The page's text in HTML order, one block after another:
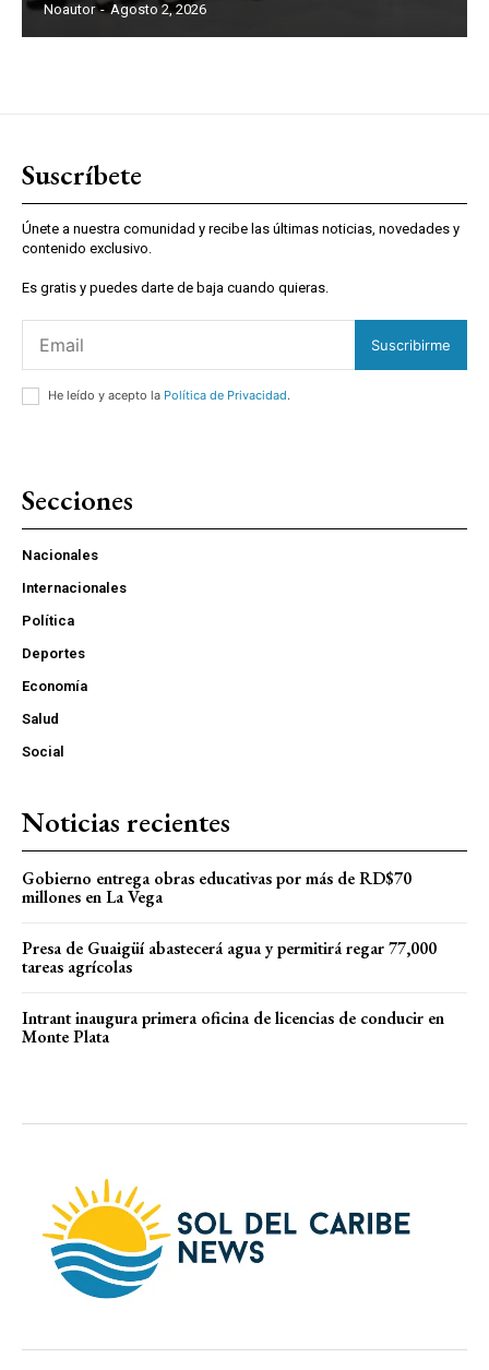
Noautor - Agosto 2, 2026
Suscríbete
Únete a nuestra comunidad y recibe las últimas noticias, novedades y
contenido exclusivo.
Es gratis y puedes darte de baja cuando quieras.
Suscribirme
He leído y acepto la Política de Privacidad.
Secciones
Nacionales
Internacionales
Política
Deportes
Economía
Salud
Social
Noticias recientes
Gobierno entrega obras educativas por más de RD$70
millones en La Vega
Presa de Guaigüí abastecerá agua y permitirá regar 77,000
tareas agrícolas
Intrant inaugura primera oficina de licencias de conducir en
Monte Plata